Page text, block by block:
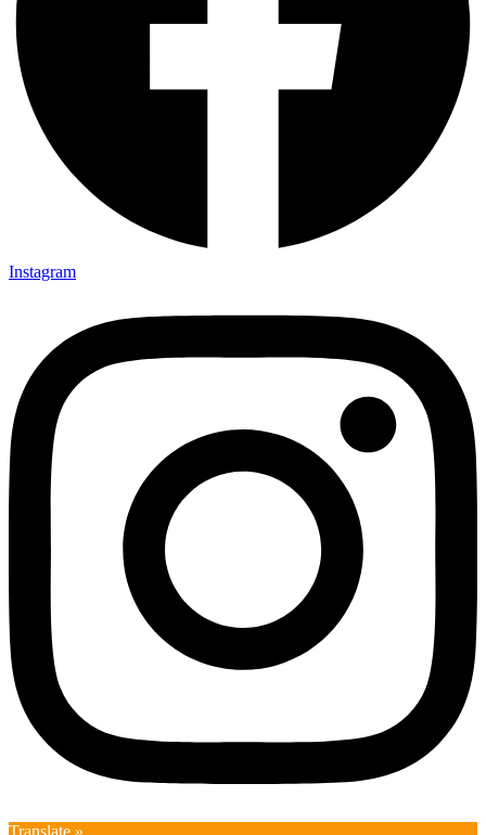
Instagram
Translate »